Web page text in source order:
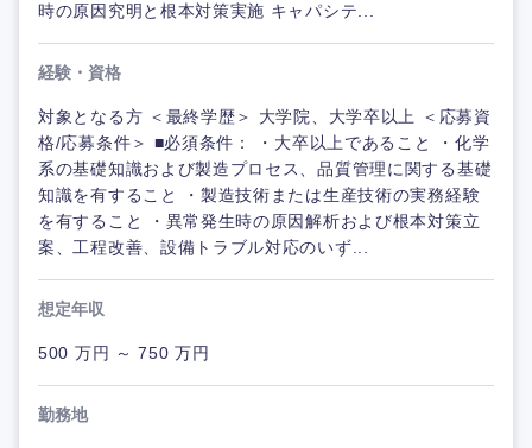
時の原因究明と根本対策実施 キャパシテ...
経験・資格
対象となる方 ＜最終学歴＞ 大学院、大学卒以上 ＜応募資
格/応募条件＞ ■必須条件： ・大卒以上であること ・化学
系の基礎知識および製造プロセス、品質管理に関する基礎
知識を有すること ・製造技術または生産技術の実務経験
を有すること ・異常発生時の原因解析および根本対策立
案、工程改善、設備トラブル対応のいず...
想定年収
500 万円 ～ 750 万円
勤務地